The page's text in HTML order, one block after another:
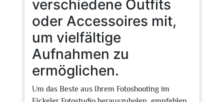
verschiedene Outfits
oder Accessoires mit,
um vielfältige
Aufnahmen zu
ermöglichen.
Um das Beste aus Ihrem Fotoshooting im